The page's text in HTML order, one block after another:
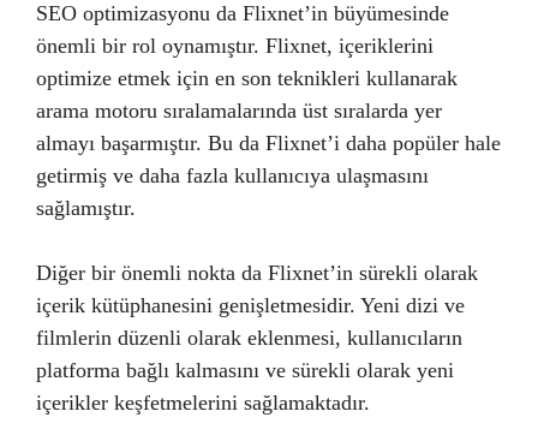
SEO optimizasyonu da Flixnet’in büyümesinde
önemli bir rol oynamıştır. Flixnet, içeriklerini
optimize etmek için en son teknikleri kullanarak
arama motoru sıralamalarında üst sıralarda yer
almayı başarmıştır. Bu da Flixnet’i daha popüler hale
getirmiş ve daha fazla kullanıcıya ulaşmasını
sağlamıştır.
Diğer bir önemli nokta da Flixnet’in sürekli olarak
içerik kütüphanesini genişletmesidir. Yeni dizi ve
filmlerin düzenli olarak eklenmesi, kullanıcıların
platforma bağlı kalmasını ve sürekli olarak yeni
içerikler keşfetmelerini sağlamaktadır.